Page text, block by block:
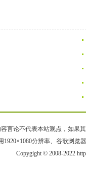
言论不代表本站观点，如果
1920×1080分辨率、谷歌浏览
Copygight © 2008-2022